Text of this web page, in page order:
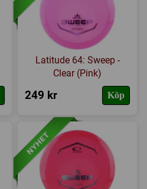
Latitude 64: Sweep -
Clear (Pink)
249 kr Köp